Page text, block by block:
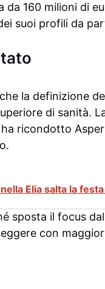
da 160 milioni di
suoi profili da
la definizione
di sanità.
ricondotto
Elia salta la
sposta il focus
con